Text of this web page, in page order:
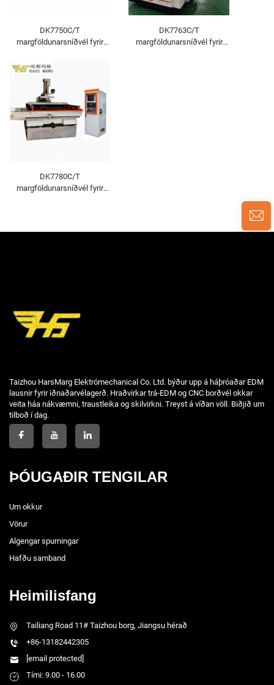
DK7750C/T
margföldunarsníðvél fyrir
DK7763C/T
margföldunarsníðvél fyrir
DK7780C/T
margföldunarsníðvél fyrir
Taizhou HarsMarg Elektrómechanical Co. Ltd. býður upp á háþróaðar EDM
lausnir fyrir iðnaðarvélagerð. Hraðvirkar trá-EDM og CNC borðvél okkar
veita háa nákvæmni, traustleika og skilvirkni. Treyst á víðan völl. Biðjið um
tilboð í dag.
ÞÓUGAÐIR TENGILAR
Um okkur
Vörur
Algengar spurningar
Hafðu samband
Heimilisfang
Tailiang Road 11# Taizhou borg, Jiangsu hérað
+86-13182442305
[email protected]
Tími: 9.00 - 16.00